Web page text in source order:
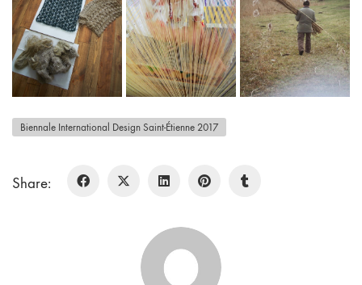
Biennale International Design Saint-Étienne 2017
Share: